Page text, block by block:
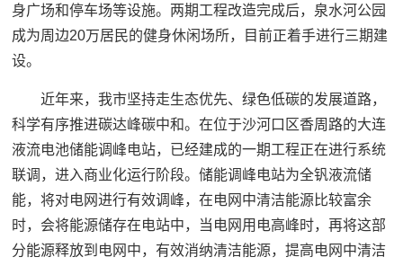
身广场和停车场等设施。两期工程改造完成后，泉水河公园
成为周边20万居民的健身休闲场所，目前正着手进行三期建
设。
近年来，我市坚持走生态优先、绿色低碳的发展道路，
科学有序推进碳达峰碳中和。在位于沙河口区香周路的大连
液流电池储能调峰电站，已经建成的一期工程正在进行系统
联调，进入商业化运行阶段。储能调峰电站为全钒液流储
能，将对电网进行有效调峰，在电网中清洁能源比较富余
时，会将能源储存在电站中，当电网用电高峰时，再将这部
分能源释放到电网中，有效消纳清洁能源，提高电网中清洁